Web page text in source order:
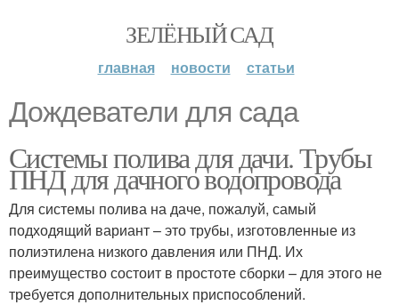
ЗЕЛЁНЫЙ САД
главная новости статьи
Дождеватели для сада
Системы полива для дачи. Трубы
ПНД для дачного водопровода
Для системы полива на даче, пожалуй, самый
подходящий вариант – это трубы, изготовленные из
полиэтилена низкого давления или ПНД. Их
преимущество состоит в простоте сборки – для этого не
требуется дополнительных приспособлений.